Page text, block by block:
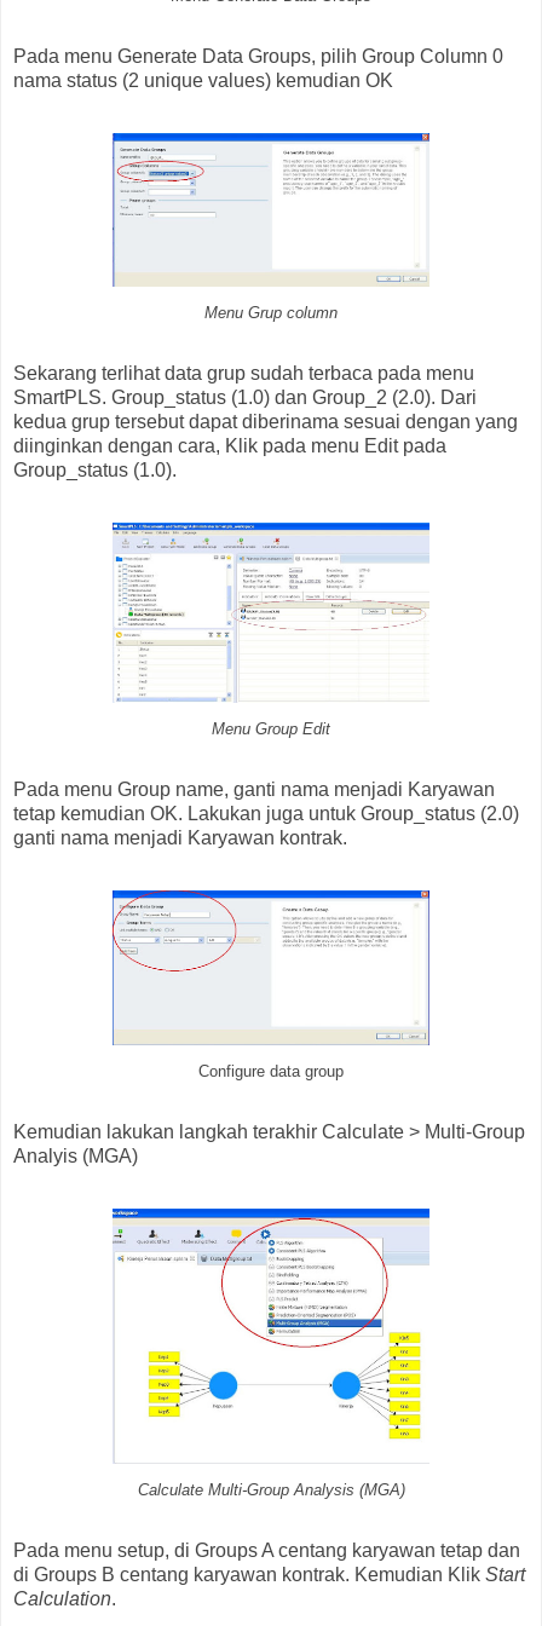
Pada menu Generate Data Groups, pilih Group Column 0
nama status (2 unique values) kemudian OK
Menu Grup column
Sekarang terlihat data grup sudah terbaca pada menu
SmartPLS. Group_status (1.0) dan Group_2 (2.0). Dari
kedua grup tersebut dapat diberinama sesuai dengan yang
diinginkan dengan cara, Klik pada menu Edit pada
Group_status (1.0).
Menu Group Edit
Pada menu Group name, ganti nama menjadi Karyawan
tetap kemudian OK. Lakukan juga untuk Group_status (2.0)
ganti nama menjadi Karyawan kontrak.
Configure data group
Kemudian lakukan langkah terakhir Calculate > Multi-Group
Analyis (MGA)
Calculate Multi-Group Analysis (MGA)
Pada menu setup, di Groups A centang karyawan tetap dan
di Groups B centang karyawan kontrak. Kemudian Klik Start
Calculation.